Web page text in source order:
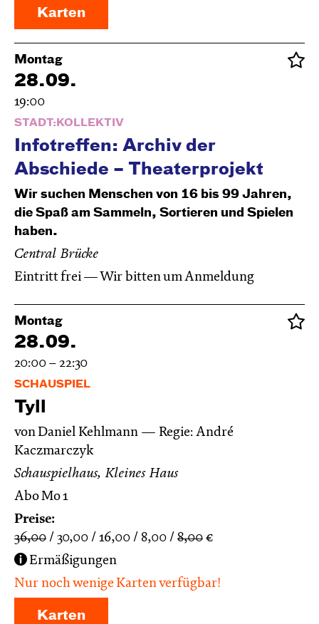
Karten
Montag
28.09.
19:00
STADT:KOLLEKTIV
Infotreffen: Archiv der
Abschiede – Theaterprojekt
Wir suchen Menschen von 16 bis 99 Jahren,
die Spaß am Sammeln, Sortieren und Spielen
haben.
Central Brücke
Eintritt frei — Wir bitten um Anmeldung
Montag
28.09.
20:00 – 22:30
SCHAUSPIEL
Tyll
von Daniel Kehlmann
Regie: André
Kaczmarczyk
Schauspielhaus, Kleines Haus
Abo Mo 1
Preise:
36,00
30,00 16,00 8,00 8,00 €
Ermäßigungen
Nur noch wenige Karten verfügbar!
Karten